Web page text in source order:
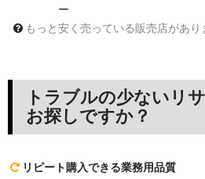
ー
もっと安く売っている販売店があ
トラブルの少ないリ
お探しですか？
リピート購入できる業務用品質